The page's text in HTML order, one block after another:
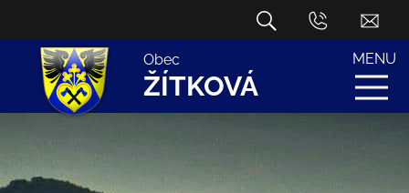
Obec
ŽÍTKOVÁ
MENU